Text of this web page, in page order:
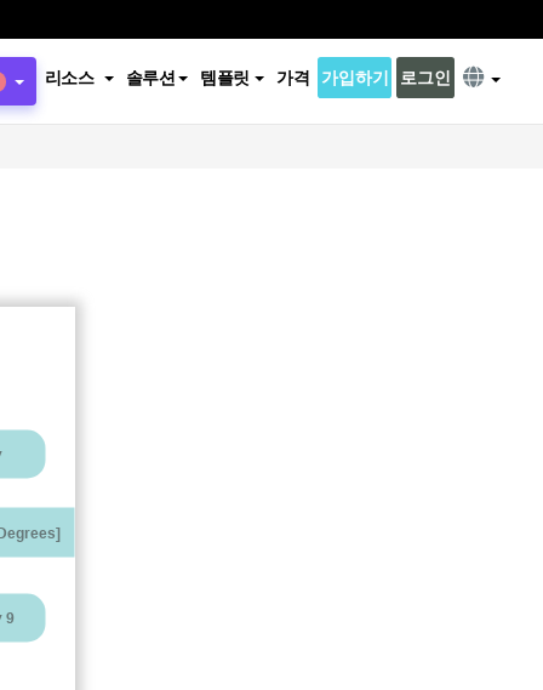
리소스 솔루션 템플릿 가격 가입하기 로그인